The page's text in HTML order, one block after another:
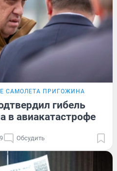
САМОЛЕТА ПРИГОЖИНА
гибель
в авиакатастрофе
Обсудить